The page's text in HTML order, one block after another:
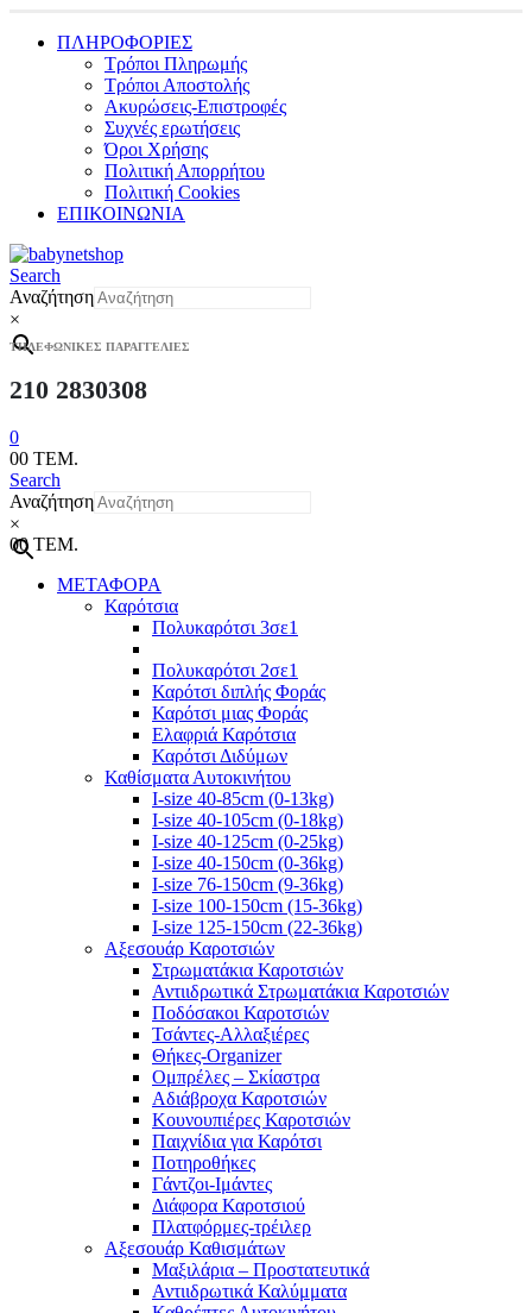
ΠΛΗΡΟΦΟΡΙΕΣ
Τρόποι Πληρωμής
Τρόποι Αποστολής
Ακυρώσεις-Επιστροφές
Συχνές ερωτήσεις
Όροι Χρήσης
Πολιτική Απορρήτου
Πολιτική Cookies
ΕΠΙΚΟΙΝΩΝΙΑ
Search
Αναζήτηση
×
ΤΗΛΕΦΩΝΙΚΕΣ ΠΑΡΑΓΓΕΛΙΕΣ
210 2830308
0
00 ΤΕΜ.
Search
Αναζήτηση
×
00 ΤΕΜ.
ΜΕΤΑΦΟΡΑ
Καρότσια
Πολυκαρότσι 3σε1
Πολυκαρότσι 2σε1
Καρότσι διπλής Φοράς
Καρότσι μιας Φοράς
Ελαφριά Καρότσια
Καρότσι Διδύμων
Καθίσματα Αυτοκινήτου
I-size 40-85cm (0-13kg)
I-size 40-105cm (0-18kg)
I-size 40-125cm (0-25kg)
I-size 40-150cm (0-36kg)
I-size 76-150cm (9-36kg)
I-size 100-150cm (15-36kg)
I-size 125-150cm (22-36kg)
Αξεσουάρ Καροτσιών
Στρωματάκια Καροτσιών
Αντιιδρωτικά Στρωματάκια Καροτσιών
Ποδόσακοι Καροτσιών
Τσάντες-Αλλαξιέρες
Θήκες-Organizer
Ομπρέλες – Σκίαστρα
Αδιάβροχα Καροτσιών
Κουνουπιέρες Καροτσιών
Παιχνίδια για Καρότσι
Ποτηροθήκες
Γάντζοι-Ιμάντες
Διάφορα Καροτσιού
Πλατφόρμες-τρέιλερ
Αξεσουάρ Καθισμάτων
Μαξιλάρια – Προστατευτικά
Αντιιδρωτικά Καλύμματα